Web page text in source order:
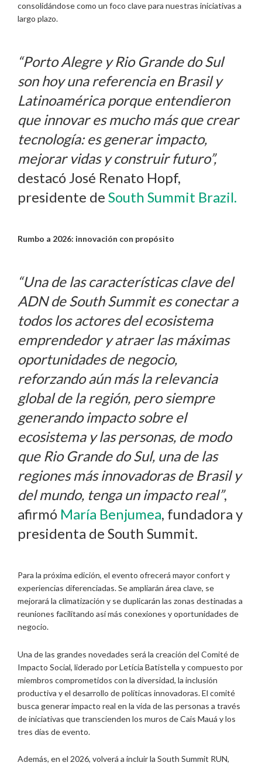
consolidándose como un foco clave para nuestras iniciativas a
largo plazo.
“Porto Alegre y Rio Grande do Sul
son hoy una referencia en Brasil y
Latinoamérica porque entendieron
que innovar es mucho más que crear
tecnología: es generar impacto,
mejorar vidas y construir futuro”,
destacó José Renato Hopf,
presidente de South Summit Brazil.
Rumbo a 2026: innovación con propósito
“Una de las características clave del
ADN de South Summit es conectar a
todos los actores del ecosistema
emprendedor y atraer las máximas
oportunidades de negocio,
reforzando aún más la relevancia
global de la región, pero siempre
generando impacto sobre el
ecosistema y las personas, de modo
que Rio Grande do Sul, una de las
regiones más innovadoras de Brasil y
del mundo, tenga un impacto real”,
afirmó María Benjumea, fundadora y
presidenta de South Summit.
Para la próxima edición, el evento ofrecerá mayor confort y
experiencias diferenciadas. Se ampliarán área clave, se
mejorará la climatización y se duplicarán las zonas destinadas a
reuniones facilitando así más conexiones y oportunidades de
negocio.
Una de las grandes novedades será la creación del Comité de
Impacto Social, liderado por Letícia Batistella y compuesto por
miembros comprometidos con la diversidad, la inclusión
productiva y el desarrollo de políticas innovadoras. El comité
busca generar impacto real en la vida de las personas a través
de iniciativas que transcienden los muros de Cais Mauá y los
tres días de evento.
Además, en el 2026, volverá a incluir la South Summit RUN,